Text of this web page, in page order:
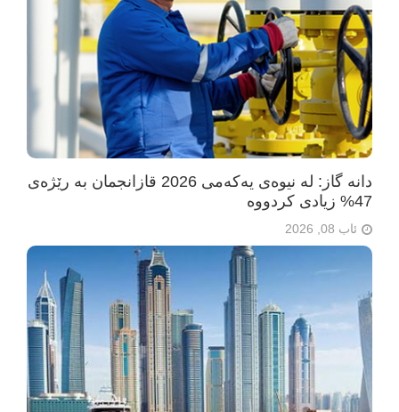
دانە گاز: لە نیوەی یەکەمی 2026 قازانجمان بە رێژەی
47% زیادی کردووە
ئاب 08, 2026